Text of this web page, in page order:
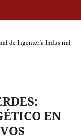
de Ingeniería Industrial
EN